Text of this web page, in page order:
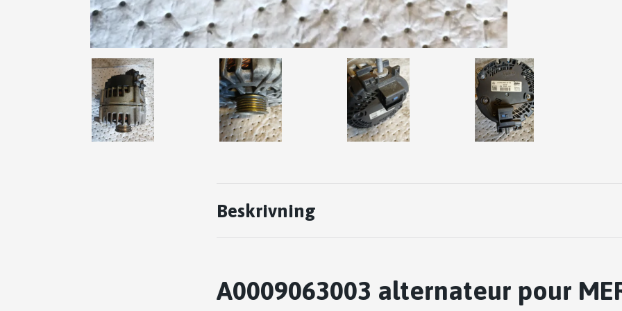
Beskrivning
A0009063003 alternateur pour